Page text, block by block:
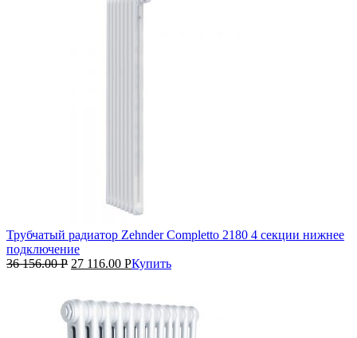
Трубчатый радиатор Zehnder Completto 2180 4 секции нижнее
подключение
36 156.00Р 27 116.00 РКупить